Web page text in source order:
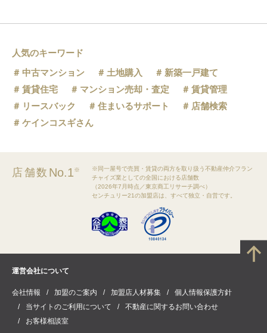
人気のキーワード
中古マンション
土地購入
新築一戸建て
賃貸住宅
マンション売却・査定
賃貸管理
リースバック
住まいるサポート
店舗検索
ケインコスギさん
店舗数 No.1※
※同一屋号で売買・賃貸の両方を取り扱う不動産仲介フラン
チャイズ業としての全国における店舗数
（2026年7月時点／東京商工リサーチ調べ）
センチュリー21の加盟店は、すべて独立・自営です。
運営会社について
会社情報 加盟のご案内 加盟店人材募集
個人情報保護方針
当サイトのご利用について
不動産に関するお問い合わせ
お客様相談室